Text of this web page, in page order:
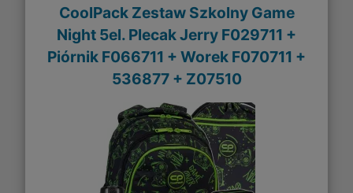
CoolPack Zestaw Szkolny Game
Night 5el. Plecak Jerry F029711 +
Piórnik F066711 + Worek F070711 +
536877 + Z07510